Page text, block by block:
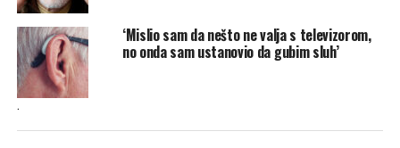
‘Mislio sam da nešto ne valja s televizorom,
no onda sam ustanovio da gubim sluh’
.